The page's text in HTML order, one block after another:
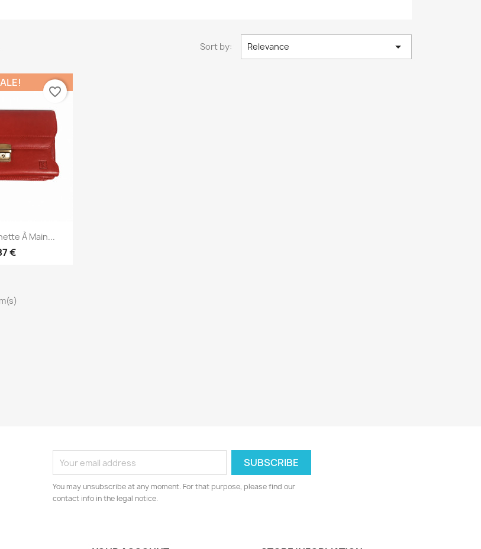
Sort by: Relevance 
view
À Main...
€
favorite_border
You may unsubscribe at any moment. For that purpose, please find our
contact info in the legal notice.